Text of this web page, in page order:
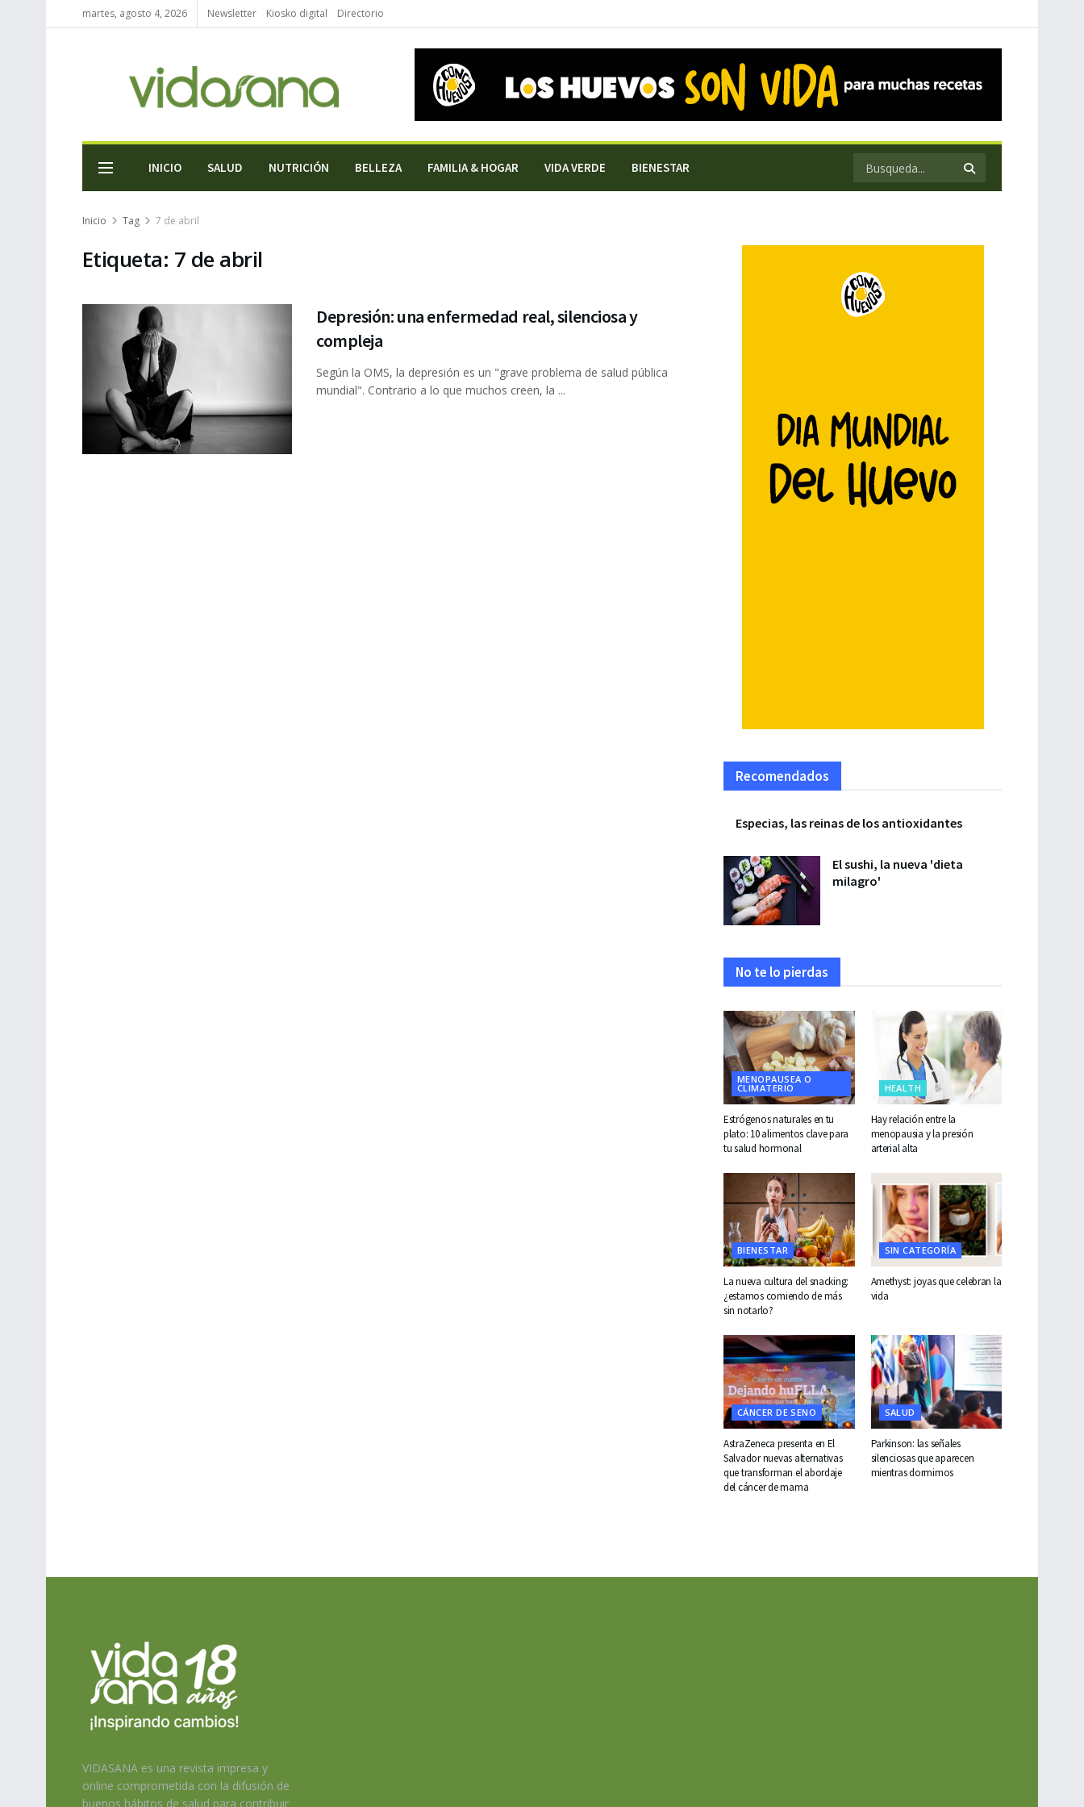
martes, agosto 4, 2026 Newsletter Kiosko digital Directorio
INICIO SALUD NUTRICIÓN BELLEZA FAMILIA & HOGAR VIDA VERDE BIENESTAR
Inicio Tag 7 de abril
Etiqueta: 7 de abril
Depresión: una enfermedad real, silenciosa y
compleja
Según la OMS, la depresión es un "grave problema de salud pública
mundial". Contrario a lo que muchos creen, la ...
Recomendados
Especias, las reinas de los antioxidantes
El sushi, la nueva 'dieta
milagro'
No te lo pierdas
MENOPAUSEA O
CLIMATERIO
Estrógenos naturales en tu
plato: 10 alimentos clave para
tu salud hormonal
HEALTH
Hay relación entre la
menopausia y la presión
arterial alta
BIENESTAR
La nueva cultura del snacking:
¿estamos comiendo de más
sin notarlo?
SIN CATEGORÍA
Amethyst: joyas que celebran la
vida
CÁNCER DE SENO
AstraZeneca presenta en El
Salvador nuevas alternativas
que transforman el abordaje
del cáncer de mama
SALUD
Parkinson: las señales
silenciosas que aparecen
mientras dormimos
VIDASANA es una revista impresa y
online comprometida con la difusión de
buenos hábitos de salud para contribuir